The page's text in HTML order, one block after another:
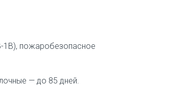
1В), пожаробезопасное
— до 85 дней.